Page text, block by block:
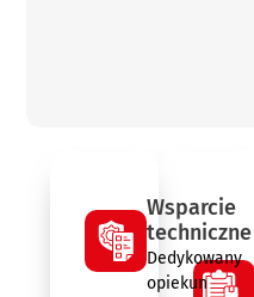
Wsparcie
techniczne
Dedykowany
opiekun